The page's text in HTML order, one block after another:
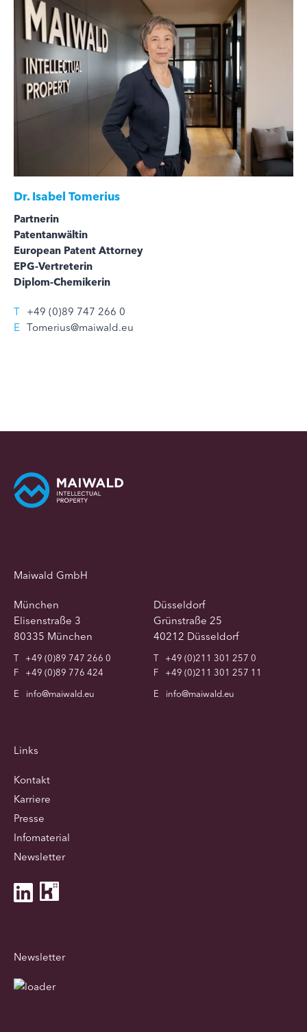
Dr.Isabel Tomerius
Partnerin
Patentanwältin
European Patent Attorney
EPG-Vertreterin
Diplom-Chemikerin
T +49 (0)89 747 266 0
E Tomerius@maiwald.eu
Maiwald GmbH
München
Elisenstraße 3
80335 München
T
+49 (0)89 747 266 0
F
+49 (0)89 776 424
E
info@maiwald.eu
Düsseldorf
Grünstraße 25
40212 Düsseldorf
T
+49 (0)211 301 257 0
F
+49 (0)211 301 257 11
E
info@maiwald.eu
Links
Kontakt
Karriere
Presse
Infomaterial
Newsletter
Newsletter